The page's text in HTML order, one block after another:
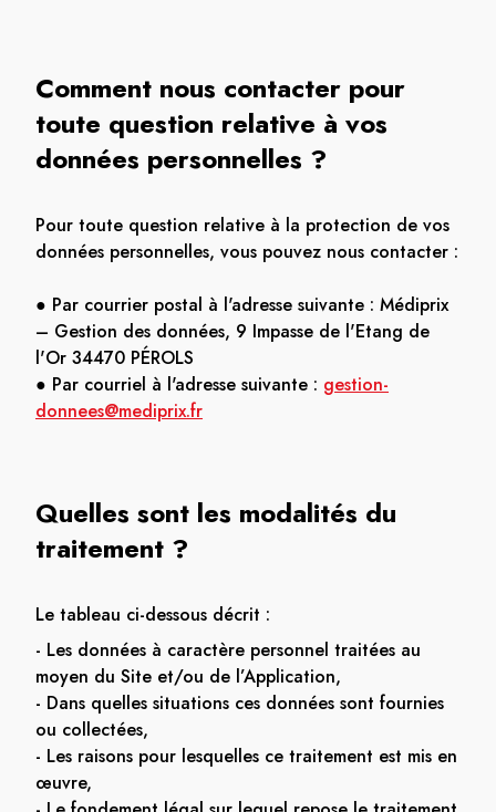
Comment nous contacter pour
toute question relative à vos
données personnelles ?
Pour toute question relative à la protection de vos
données personnelles, vous pouvez nous contacter :
● Par courrier postal à l'adresse suivante : Médiprix
– Gestion des données, 9 Impasse de l'Etang de
l'Or 34470 PÉROLS
● Par courriel à l'adresse suivante : gestion-
donnees@mediprix.fr
Quelles sont les modalités du
traitement ?
Le tableau ci-dessous décrit :
- Les données à caractère personnel traitées au
moyen du Site et/ou de l’Application,
- Dans quelles situations ces données sont fournies
ou collectées,
- Les raisons pour lesquelles ce traitement est mis en
œuvre,